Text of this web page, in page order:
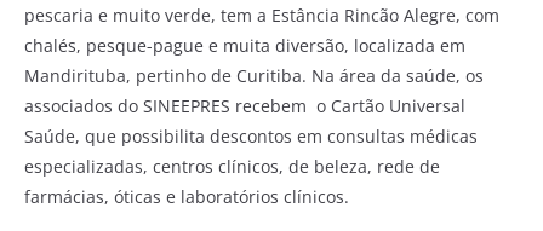
pescaria e muito verde, tem a Estância Rincão Alegre, com
chalés, pesque-pague e muita diversão, localizada em
Mandirituba, pertinho de Curitiba. Na área da saúde, os
associados do SINEEPRES recebem o Cartão Universal
Saúde, que possibilita descontos em consultas médicas
especializadas, centros clínicos, de beleza, rede de
farmácias, óticas e laboratórios clínicos.